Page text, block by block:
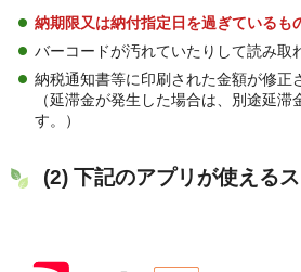
納期限又は納付指定日を過ぎているも
バーコードが汚れていたりして読み取
納税通知書等に印刷された金額が修正
（延滞金が発生した場合は、別途延滞
す。）
(2) 下記のアプリが使える